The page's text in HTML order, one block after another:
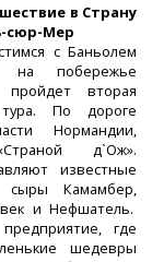
в Страну
сюр-Мер
с Баньолем
на побережье
пройдет вторая
По дороге
Нормандии,
д`Ож».
известные
Камамбер,
и Нефшатель.
где
шедевры